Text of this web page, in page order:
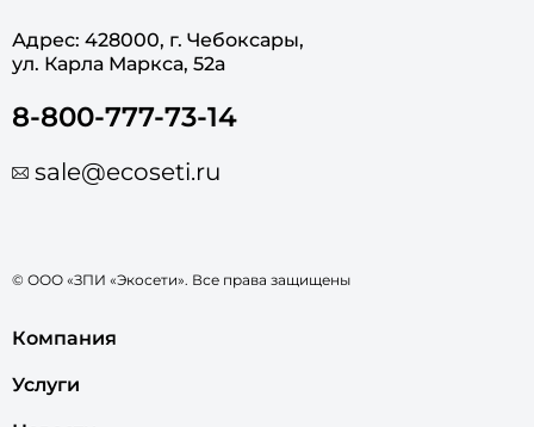
Адрес: 428000, г. Чебоксары,
ул. Карла Маркса, 52а
8-800-777-73-14
sale@ecoseti.ru
© ООО «ЗПИ «Экосети». Все права защищены
Компания
Услуги